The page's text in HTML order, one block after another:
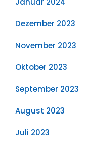
Dezember 2023
November 2023
Oktober 2023
September 2023
August 2023
Juli 2023